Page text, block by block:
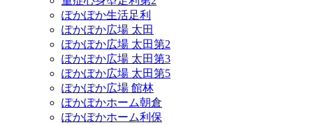
ぽかぽか生活足利
ぽかぽか広場 太田
ぽかぽか広場 太田第2
ぽかぽか広場 太田第3
ぽかぽか広場 太田第5
ぽかぽか広場 館林
ぽかぽかホーム朝倉
ぽかぽかホーム利保